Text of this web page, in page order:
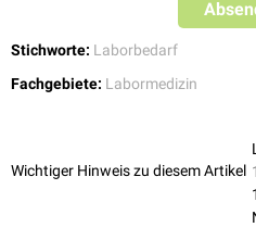
Stichworte: Laborbedarf
Fachgebiete: Labormedizin
Wichtiger Hinweis zu diesem Artikel